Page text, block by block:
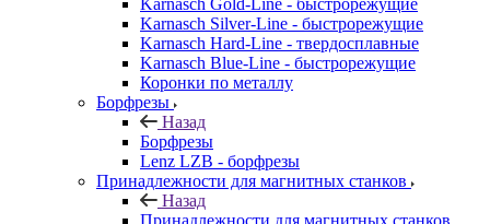
Karnasch Gold-Line - быстрорежущие
Karnasch Silver-Line - быстрорежущие
Karnasch Hard-Line - твердосплавные
Karnasch Blue-Line - быстрорежущие
Коронки по металлу
Борфрезы
Назад
Борфрезы
Lenz LZB - борфрезы
Принадлежности для магнитных станков
Назад
Принадлежности для магнитных станков